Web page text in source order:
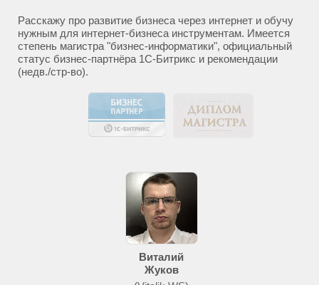
Расскажу про развитие бизнеса через интернет и обучу
нужным для интернет-бизнеса инструментам. Имеется
степень магистра "бизнес-информатики", официальный
статус бизнес-партнёра 1С-Битрикс и рекомендации
(недв./стр-во).
Виталий
Жуков